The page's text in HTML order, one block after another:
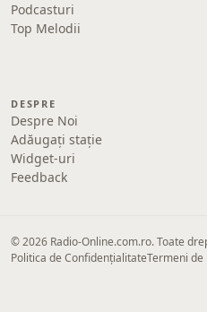
Podcasturi
Top Melodii
DESPRE
Despre Noi
Adăugați stație
Widget-uri
Feedback
© 2026 Radio-Online.com.ro. Toate
Politica de ConfidențialitateTermeni de